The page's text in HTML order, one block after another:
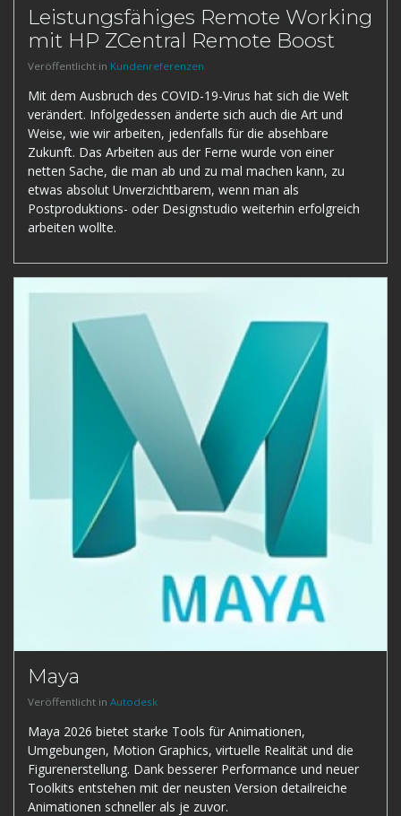
Leistungsfähiges Remote Working
mit HP ZCentral Remote Boost
Veröffentlicht in Kundenreferenzen
Mit dem Ausbruch des COVID-19-Virus hat sich die Welt
verändert. Infolgedessen änderte sich auch die Art und
Weise, wie wir arbeiten, jedenfalls für die absehbare
Zukunft. Das Arbeiten aus der Ferne wurde von einer
netten Sache, die man ab und zu mal machen kann, zu
etwas absolut Unverzichtbarem, wenn man als
Postproduktions- oder Designstudio weiterhin erfolgreich
arbeiten wollte.
Maya
Veröffentlicht in Autodesk
Maya 2026 bietet starke Tools für Animationen,
Umgebungen, Motion Graphics, virtuelle Realität und die
Figurenerstellung. Dank besserer Performance und neuer
Toolkits entstehen mit der neusten Version detailreiche
Animationen schneller als je zuvor.